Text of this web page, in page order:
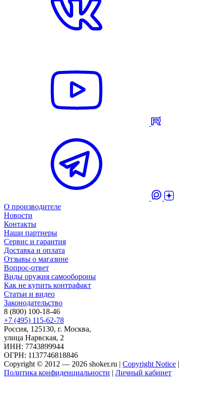
О производителе
Новости
Контакты
Наши партнеры
Сервис и гарантия
Доставка и оплата
Отзывы о магазине
Вопрос-ответ
Виды оружия самообороны
Как не купить контрафакт
Статьи и видео
Законодательство
8 (800) 100-18-46
+7 (495) 115-62-78
Россия, 125130, г. Москва,
улица Нарвская, 2
ИНН: 7743899944
ОГРН: 1137746818846
Copyright © 2012 — 2026 shoker.ru | Copyright Notice |
Политика конфиденциальности | Личный кабинет